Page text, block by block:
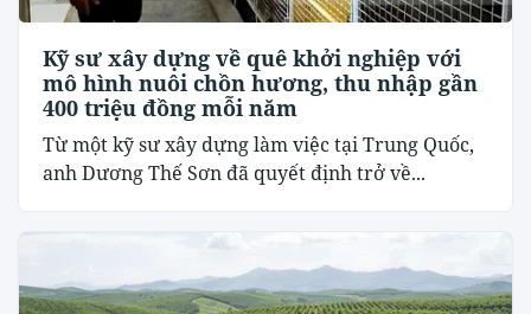
Kỹ sư xây dựng về quê khởi nghiệp với
mô hình nuôi chồn hương, thu nhập gần
400 triệu đồng mỗi năm
Từ một kỹ sư xây dựng làm việc tại Trung Quốc,
anh Dương Thế Sơn đã quyết định trở về...